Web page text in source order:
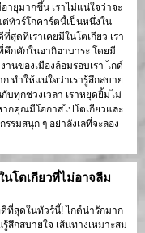
ายุมากขึ้น เราไม่แน่ใจว่าจะ
ต่ทัวร์โกคาร์ตนี้เป็นหนึ่งใน
สุดที่เราเคยมีในโตเกียว เรา
กคักในอากิฮาบาระ โดยมี
านของเมืองล้อมรอบเรา ไกด์
ก ทำให้แน่ใจว่าเรารู้สึกสบาย
บทุกช่วงเวลา เราหยุดยิ้มไม่
ากคุณมีโอกาสไปโตเกียวและ
รรมสนุก ๆ อย่าลังเลที่จะลอง
โตเกียวที่ไม่อาจลืม
ที่สุดในทัวร์นี้! ไกด์น่ารักมาก
สึกสบายใจ เส้นทางเหมาะสม